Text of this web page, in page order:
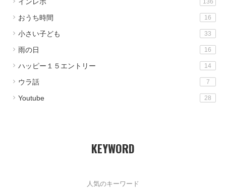
おうち時間 16
小さい子ども 33
雨の日 16
ハッピー１５エントリー 14
ウラ話 7
Youtube 28
KEYWORD
人気のキーワード